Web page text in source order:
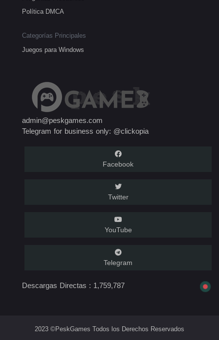
Política DMCA
Categorías Principales
Juegos para Windows
admin@peskgames.com
Telegram for business only: @clickopia
Facebook
Twitter
YouTube
Telegram
Descargas Directas : 1,759,787
2023 ©PeskGames Todos los Derechos Reservados